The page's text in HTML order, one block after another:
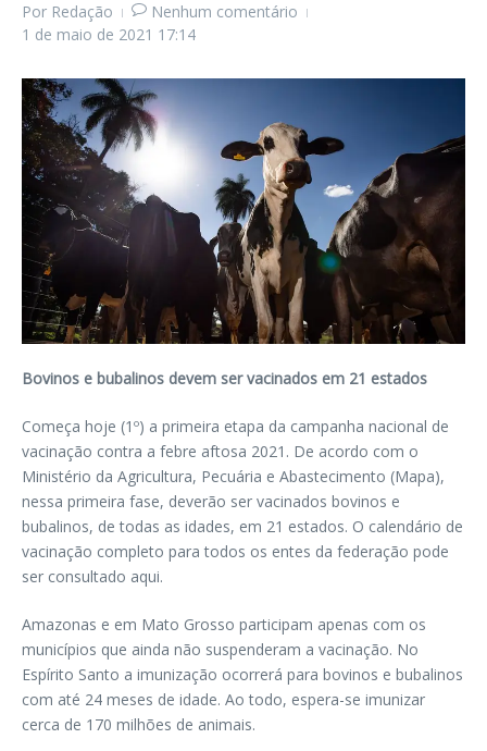
Por Redação
Nenhum comentário
1 de maio de 2021 17:14
Bovinos e bubalinos devem ser vacinados em 21 estados
Começa hoje (1º) a primeira etapa da campanha nacional de
vacinação contra a febre aftosa 2021. De acordo com o
Ministério da Agricultura, Pecuária e Abastecimento (Mapa),
nessa primeira fase, deverão ser vacinados bovinos e
bubalinos, de todas as idades, em 21 estados. O calendário de
vacinação completo para todos os entes da federação pode
ser consultado aqui.
Amazonas e em Mato Grosso participam apenas com os
municípios que ainda não suspenderam a vacinação. No
Espírito Santo a imunização ocorrerá para bovinos e bubalinos
com até 24 meses de idade. Ao todo, espera-se imunizar
cerca de 170 milhões de animais.